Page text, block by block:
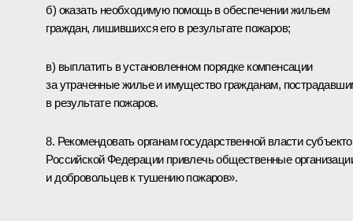
б) оказать необходимую помощь в обеспечении жильем
граждан, лишившихся его в результате пожаров;
в) выплатить в установленном порядке компенсации
за утраченные жилье и имущество гражданам,
в результате пожаров.
8. Рекомендовать органам государственной власти
Российской Федерации привлечь общественные
и добровольцев к тушению пожаров».